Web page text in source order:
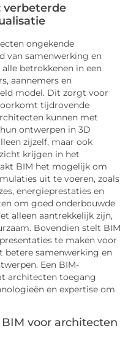
verbeterde
ongekende
van samenwerking en
betrokkenen in een
aannemers en
model. Dit zorgt voor
tijdrovende
kunnen met
ontwerpen in 3D
zijzelf, maar ook
krijgen in het
BIM het mogelijk om
uit te voeren, zoals
energieprestaties en
om goed onderbouwde
alleen aantrekkelijk zijn,
Bovendien stelt BIM
te maken voor
betere samenwerking en
Een BIM-
architecten toegang
en expertise om
voor architecten